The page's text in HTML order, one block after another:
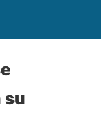
su